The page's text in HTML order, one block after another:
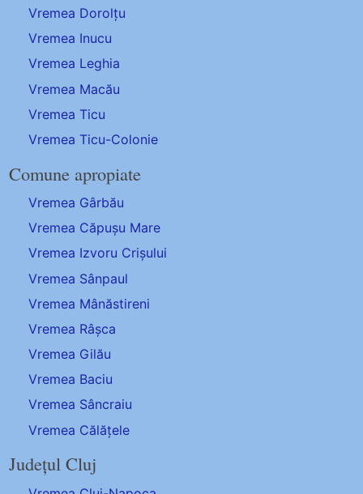
Vremea Dorolțu
Vremea Inucu
Vremea Leghia
Vremea Macău
Vremea Ticu
Vremea Ticu-Colonie
Comune apropiate
Vremea Gârbău
Vremea Căpușu Mare
Vremea Izvoru Crișului
Vremea Sânpaul
Vremea Mânăstireni
Vremea Râșca
Vremea Gilău
Vremea Baciu
Vremea Sâncraiu
Vremea Călățele
Județul Cluj